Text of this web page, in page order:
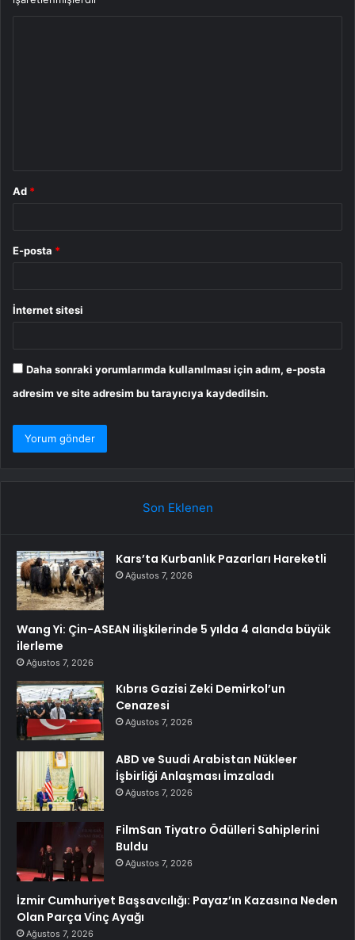
Ad *
E-posta *
İnternet sitesi
Daha sonraki yorumlarımda kullanılması için adım, e-posta
adresim ve site adresim bu tarayıcıya kaydedilsin.
Son Eklenen
Kars’ta Kurbanlık Pazarları Hareketli
Ağustos 7, 2026
Wang Yi: Çin-ASEAN ilişkilerinde 5 yılda 4 alanda büyük
ilerleme
Ağustos 7, 2026
Kıbrıs Gazisi Zeki Demirkol’un
Cenazesi
Ağustos 7, 2026
ABD ve Suudi Arabistan Nükleer
İşbirliği Anlaşması İmzaladı
Ağustos 7, 2026
FilmSan Tiyatro Ödülleri Sahiplerini
Buldu
Ağustos 7, 2026
İzmir Cumhuriyet Başsavcılığı: Payaz’ın Kazasına Neden
Olan Parça Vinç Ayağı
Ağustos 7, 2026